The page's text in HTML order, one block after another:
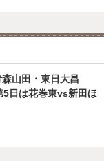
森山田・東日大昌
5日は花巻東vs新田ほ